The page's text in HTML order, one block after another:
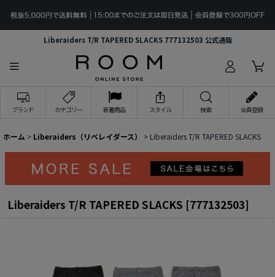
Liberaiders T/R TAPERED SLACKS 777132503 公式通販
ブランド カテゴリー 新着商品 スタイル 検索 会員登録
ホーム > Liberaiders（リベレイダース） > Liberaiders T/R TAPERED SLACKS
Liberaiders T/R TAPERED SLACKS [777132503]